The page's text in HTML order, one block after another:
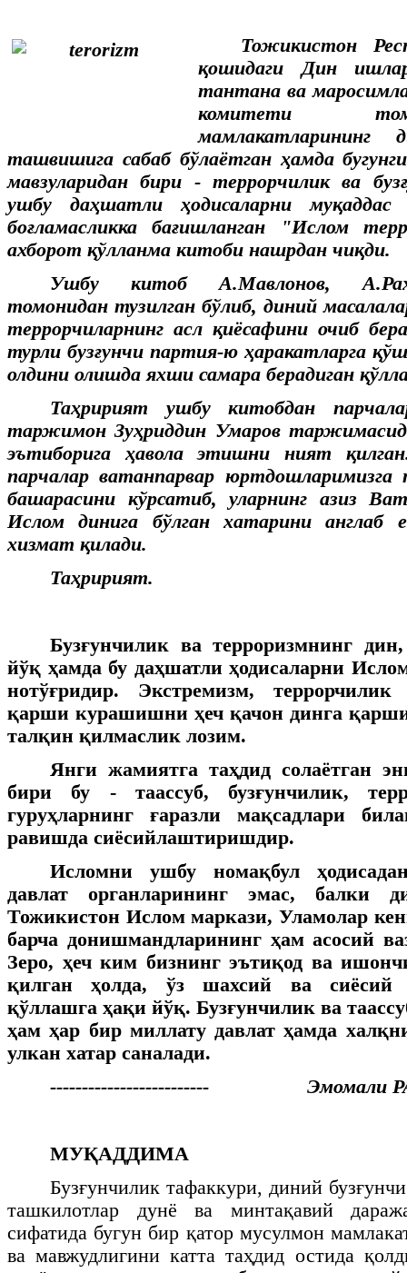
Тожикистон
қошидаги Дин
тантана ва
комитети
мамлакатларининг
ташвишига сабаб бўлаётган ҳамда
мавзуларидан бири - террорчилик ва
ушбу даҳшатли ҳодисаларни
боғламасликка бағишланган "Ислом
ахборот қўлланма китоби нашрдан чиқди.
Ушбу китоб А.Мавлонов,
томонидан тузилган бўлиб, диний
террорчиларнинг асл қиёсафини очиб
турли бузғунчи партия-ю ҳаракатларга
олдини олишда яхши самара берадиган
Таҳририят ушбу китобдан
таржимон Зуҳриддин Умаров
эътиборига ҳавола этишни ният
парчалар ватанпарвар юртдошларимизга
башарасини кўрсатиб, уларнинг азиз
Ислом динига бўлган хатарини англаб
хизмат қилади.
Таҳририят.
Бузғунчилик ва терроризмнинг
йўқ ҳамда бу даҳшатли ҳодисаларни
нотўғридир. Экстремизм,
қарши курашишни ҳеч қачон динга
талқин қилмаслик лозим.
Янги жамиятга таҳдид солаётган
бири бу - таассуб, бузғунчилик,
гуруҳларнинг ғаразли мақсадлари
равишда сиёсийлаштиришдир.
Исломни ушбу номақбул
давлат органларининг эмас, балки
Тожикистон Ислом маркази, Уламолар
барча донишмандларининг ҳам асосий
Зеро, ҳеч ким бизнинг эътиқод ва
қилган ҳолда, ўз шахсий ва сиёсий
қўллашга ҳақи йўқ. Бузғунчилик ва
ҳам ҳар бир миллату давлат ҳамда
улкан хатар саналади.
------------------------- Эмомали
МУҚАДДИМА
Бузғунчилик тафаккури, диний
ташкилотлар дунё ва минтақавий
сифатида бугун бир қатор мусулмон
ва мавжудлигини катта таҳдид остида